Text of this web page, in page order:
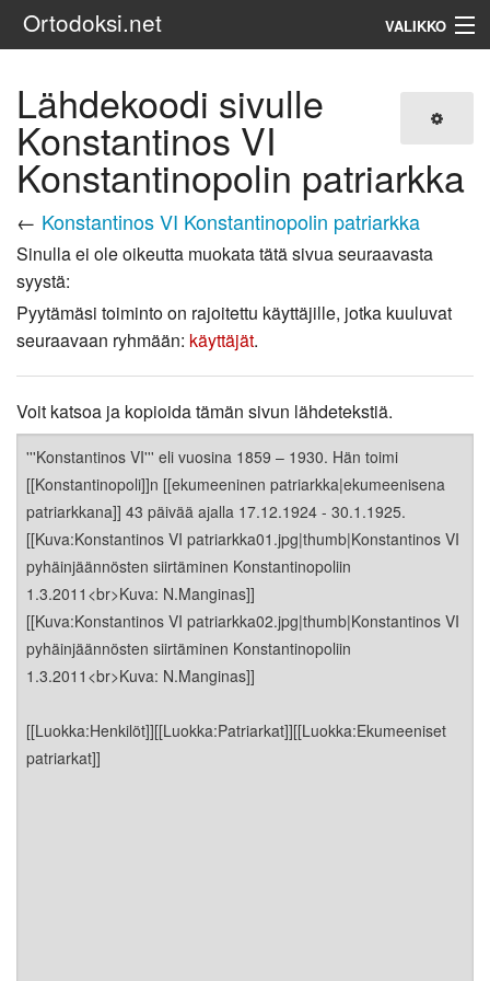
Ortodoksi.net VALIKKO
Haku
Lähdekoodi sivulle
Konstantinos VI
Konstantinopolin patriarkka
← Konstantinos VI Konstantinopolin patriarkka
Sinulla ei ole oikeutta muokata tätä sivua seuraavasta
syystä:
Pyytämäsi toiminto on rajoitettu käyttäjille, jotka kuuluvat
seuraavaan ryhmään: käyttäjät.
Voit katsoa ja kopioida tämän sivun lähdetekstiä.